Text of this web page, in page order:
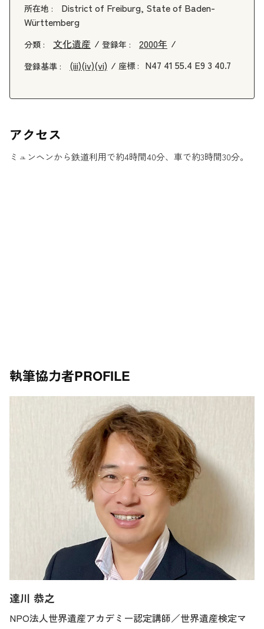
所在地 :
District of Freiburg, State of Baden-
Württemberg
分類 : 文化遺産 登録年 : 2000年
登録基準 : (iii)(iv)(vi) 座標 : N47 41 55.4 E9 3 40.7
アクセス
ミュンヘンから鉄道利用で約4時間40分、車で約3時間30分。
執筆協力者PROFILE
達川 恭之
NPO法人世界遺産アカデミー認定講師／世界遺産検定マ